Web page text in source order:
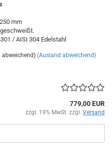
mm
/ AISI 304 Edelstahl
abweichend) (Ausland abweichend)
779,00 EUR
zzgl. 19% MwSt. zzgl. Versand